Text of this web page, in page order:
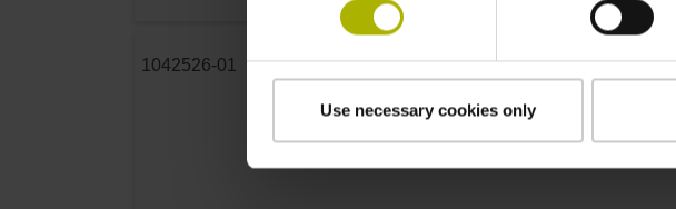
Use necessary cookies only
1042526-01
ROQ 425 512 27S12-RC
KS G SSI41Hb 20 01 ..
IP66 (EN60529)